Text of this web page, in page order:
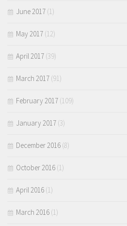
June 2017 (1)
May 2017 (12)
April 2017 (39)
March 2017 (91)
February 2017 (109)
January 2017 (3)
December 2016 (8)
October 2016 (1)
April 2016 (1)
March 2016 (1)